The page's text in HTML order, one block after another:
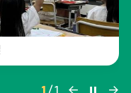
1 / 1